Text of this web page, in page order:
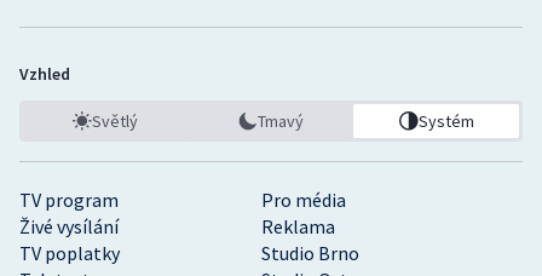
TV program
Pro média
Živé vysílání
Reklama
TV poplatky
Studio Brno
Vzhled
Světlý Tmavý Systém